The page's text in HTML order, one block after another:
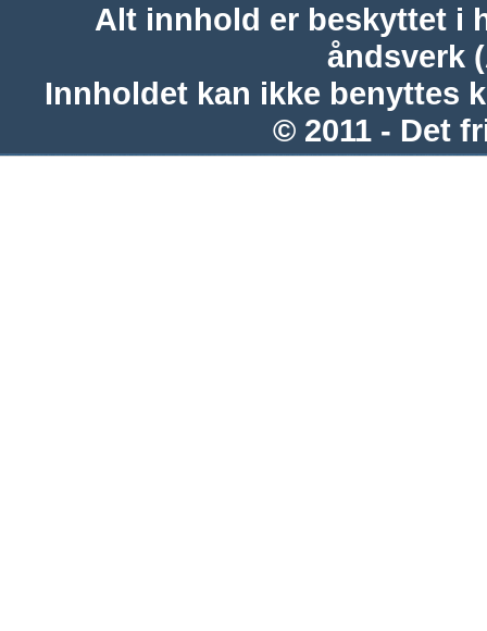
Alt innhold er beskyttet i
åndsverk
Innholdet kan ikke benyttes
© 2011 - Det